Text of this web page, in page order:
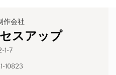
作会社
スアップ
1-7
10823